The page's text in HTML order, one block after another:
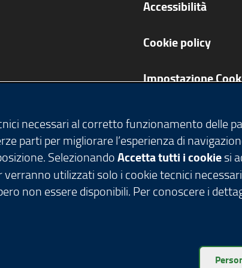
necessari al corretto funzionamento delle
parti per migliorare l’esperienza di
SelezionandoAccetta tutti i cookiesi
utilizzati solo i cookie tecnici
non essere disponibili. Per conoscere i
Accessibilità
Cookie policy
Impostazione